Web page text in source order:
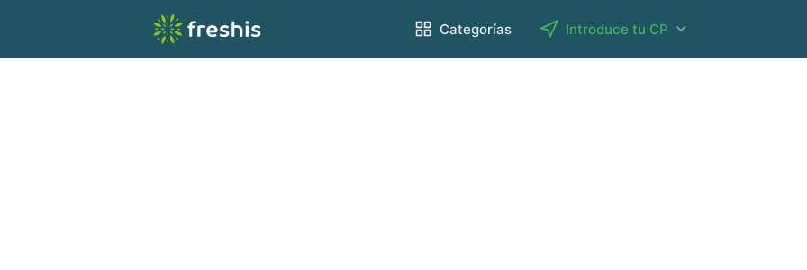
Categorías Introduce tu CP